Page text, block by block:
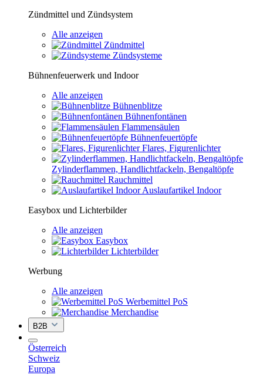
Zündmittel und Zündsystem
Alle anzeigen
Zündmittel
Zündsysteme
Bühnenfeuerwerk und Indoor
Alle anzeigen
Bühnenblitze
Bühnenfontänen
Flammensäulen
Bühnenfeuertöpfe
Flares, Figurenlichter
Zylinderflammen, Handlichtfackeln, Bengaltöpfe
Rauchmittel
Auslaufartikel Indoor
Easybox und Lichterbilder
Alle anzeigen
Easybox
Lichterbilder
Werbung
Alle anzeigen
Werbemittel PoS
Merchandise
B2B
Österreich
Schweiz
Europa